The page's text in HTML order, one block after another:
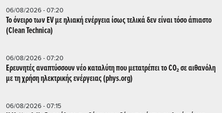
06/08/2026 - 07:20
Το όνειρο των EV με ηλιακή ενέργεια ίσως τελικά δεν είναι τόσο άπιαστο
(Clean Technica)
06/08/2026 - 07:20
Ερευνητές αναπτύσσουν νέο καταλύτη που μετατρέπει το CO₂ σε αιθανόλη
με τη χρήση ηλεκτρικής ενέργειας (phys.org)
06/08/2026 - 07:15